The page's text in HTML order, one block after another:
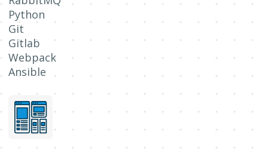
Python
Git
Gitlab
Webpack
Ansible